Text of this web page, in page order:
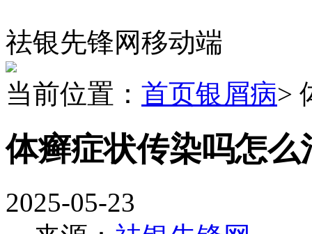
祛银先锋网移动端
当前位置： 首页银屑病>
体癣症状传染吗怎么
2025-05-23